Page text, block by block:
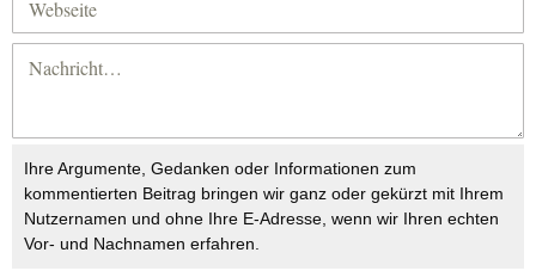
Ihre Argumente, Gedanken oder Informationen zum
kommentierten Beitrag bringen wir ganz oder gekürzt mit Ihrem
Nutzernamen und ohne Ihre E-Adresse, wenn wir Ihren echten
Vor- und Nachnamen erfahren.